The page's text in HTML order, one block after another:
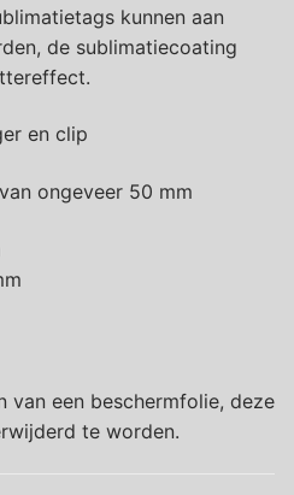
kunnen aan
de sublimatiecoating
en clip
ongeveer 50 mm
van een beschermfolie, deze
te worden.